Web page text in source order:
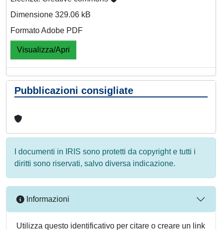
Dimensione 329.06 kB
Formato Adobe PDF
Visualizza/Apri
Pubblicazioni consigliate
I documenti in IRIS sono protetti da copyright e tutti i
diritti sono riservati, salvo diversa indicazione.
Informazioni
Utilizza questo identificativo per citare o creare un link